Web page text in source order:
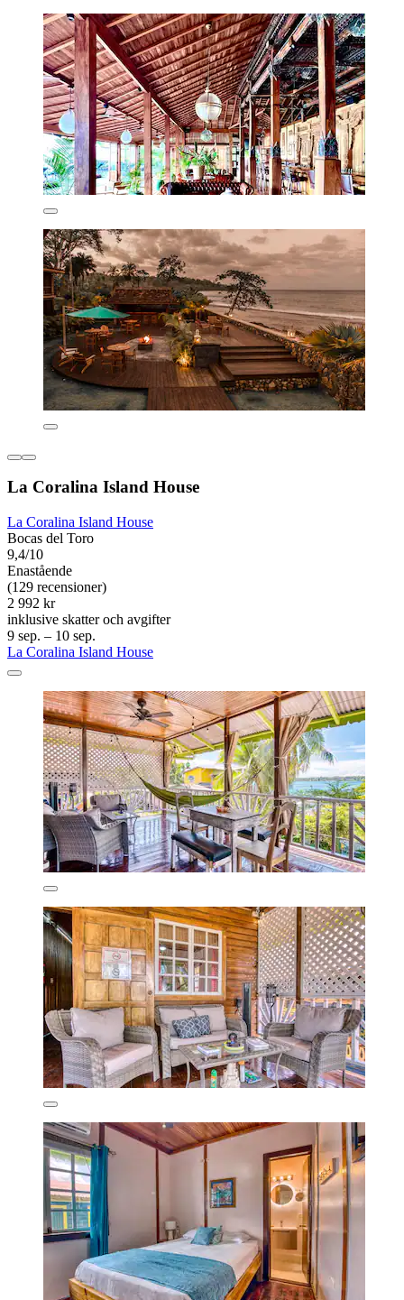
La Coralina Island House
La Coralina Island House
Bocas del Toro
9,4/10
Enastående
(129 recensioner)
2 992 kr
inklusive skatter och avgifter
9 sep. – 10 sep.
La Coralina Island House